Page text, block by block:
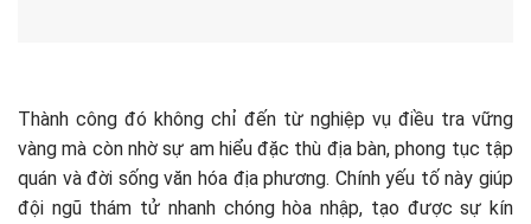
Thành công đó không chỉ đến từ nghiệp vụ điều tra vững
vàng mà còn nhờ sự am hiểu đặc thù địa bàn, phong tục tập
quán và đời sống văn hóa địa phương. Chính yếu tố này giúp
đội ngũ thám tử nhanh chóng hòa nhập, tạo được sự kín